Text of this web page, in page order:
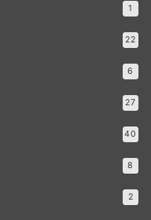
1
22
6
27
40
8
2